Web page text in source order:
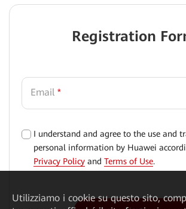
Registration
Email *
I understand and agree to the use and
personal information by Huawei
Privacy Policy and Terms of Use.
Utilizziamo i cookie su questo sito,